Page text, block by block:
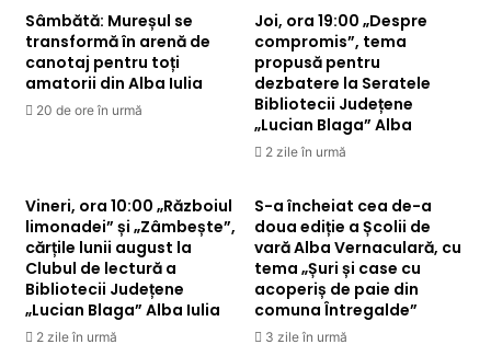
Sâmbătă: Mureșul se
transformă în arenă de
canotaj pentru toți
amatorii din Alba Iulia
20 de ore în urmă
Joi, ora 19:00 „Despre
compromis”, tema
propusă pentru
dezbatere la Seratele
Bibliotecii Județene
„Lucian Blaga” Alba
2 zile în urmă
Vineri, ora 10:00 „Războiul
limonadei” și „Zâmbește”,
cărțile lunii august la
Clubul de lectură a
Bibliotecii Județene
„Lucian Blaga” Alba Iulia
2 zile în urmă
S-a încheiat cea de-a
doua ediție a Școlii de
vară Alba Vernaculară, cu
tema „Șuri și case cu
acoperiș de paie din
comuna Întregalde”
3 zile în urmă